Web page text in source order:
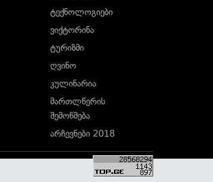
ტექნოლოგიები
ვიქტორინა
ტურიზმი
ღვინო
კულინარია
მართლწერის
შემოწმება
არჩევნები 2018